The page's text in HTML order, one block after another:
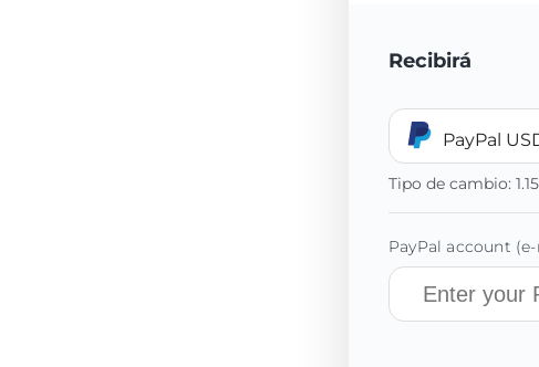
Recibirá
PayPal
Tipo de cambio:
PayPal account